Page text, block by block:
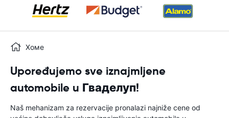
Хоме
Upoređujemo sve iznajmljene
automobile u Гваделуп!
Naš mehanizam za rezervacije pronalazi najniže cene od